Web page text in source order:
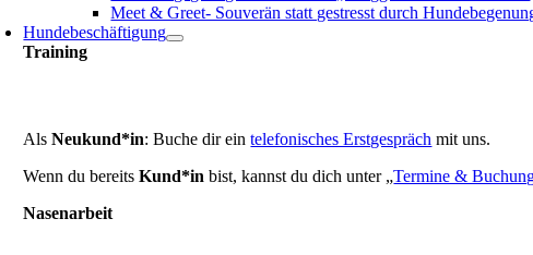
Meet & Greet- Souverän statt gestresst durch
Hundebeschäftigung
Training
AlsNeukund*in: Buche dir eintelefonisches Erstgespräch mit uns.
Wenn du bereitsKund*in bist, kannst du dich unter „Termine &
Nasenarbeit